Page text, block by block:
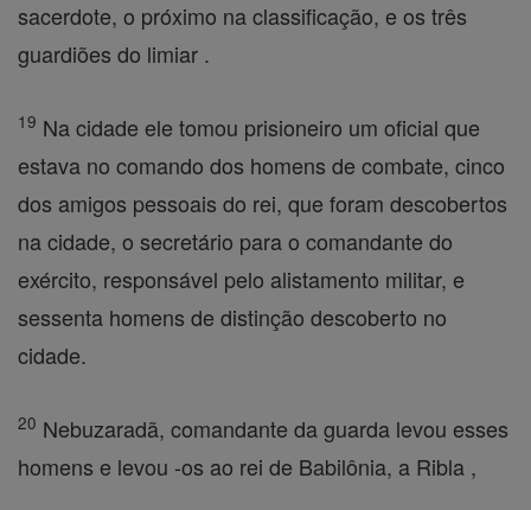
sacerdote, o próximo na classificação, e os três
guardiões do limiar .
19 Na cidade ele tomou prisioneiro um oficial que
estava no comando dos homens de combate, cinco
dos amigos pessoais do rei, que foram descobertos
na cidade, o secretário para o comandante do
exército, responsável pelo alistamento militar, e
sessenta homens de distinção descoberto no
cidade.
20 Nebuzaradã, comandante da guarda levou esses
homens e levou -os ao rei de Babilônia, a Ribla ,